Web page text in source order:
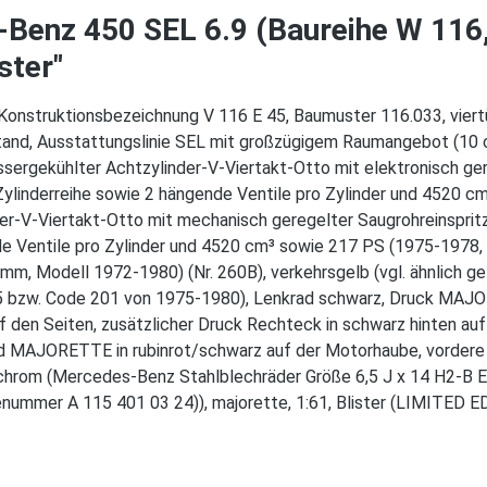
450 SEL 6.9 (Baureihe W
V 116 E 45, Baumuster 116.033,
Ausstattungslinie SEL mit großzügigem Raumangebot
Achtzylinder-V-Viertakt-Otto mit elektronisch
sowie 2 hängende Ventile pro Zylinder und 4520
V-Viertakt-Otto mit mechanisch geregelter
Ventile pro Zylinder und 4520 cm³ sowie 217 PS (1975-
Modell 1972-1980) (Nr. 260B), verkehrsgelb (vgl. ähnlich
Code 201 von 1975-1980), Lenkrad schwarz, Druck
den Seiten, zusätzlicher Druck Rechteck in schwarz hinten
in rubinrot/schwarz auf der Motorhaube,
(Mercedes-Benz Stahlblechräder Größe 6,5 J x 14 H2-
A 115 401 03 24)), majorette, 1:61, Blister (LIMITED